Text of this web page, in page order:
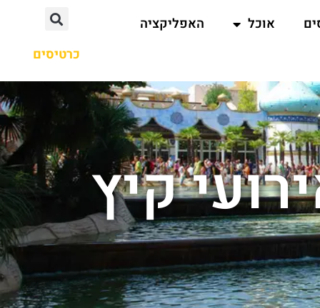
אוכל
האפליקציה
כרטיסים
קיץ